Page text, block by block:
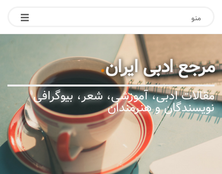
منو
مرجع ادبی ایران.
مقالات ادبی، آموزشی، شعر، بیوگرافی
نویسندگان و هنرمندان